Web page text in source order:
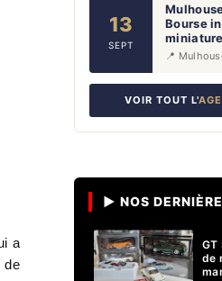
a
de
13
SEPT
Bourse
📍
VOIR TOUT L'
▶ NOS
GT
de